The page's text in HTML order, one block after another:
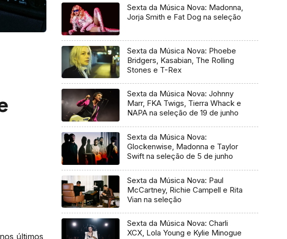
últimos
Sexta da Música Nova: Madonna,
Jorja Smith e Fat Dog na seleção
Sexta da Música Nova: Phoebe
Bridgers, Kasabian, The Rolling
Stones e T-Rex
Sexta da Música Nova: Johnny
Marr, FKA Twigs, Tierra Whack e
NAPA na seleção de 19 de junho
Sexta da Música Nova:
Glockenwise, Madonna e Taylor
Swift na seleção de 5 de junho
Sexta da Música Nova: Paul
McCartney, Richie Campell e Rita
Vian na seleção
Sexta da Música Nova: Charli
XCX, Lola Young e Kylie Minogue